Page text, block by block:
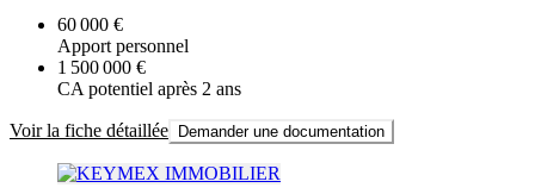
60 000 €
Apport personnel
1 500 000 €
CA potentiel après 2 ans
Voir la fiche détaillée Demander une documentation